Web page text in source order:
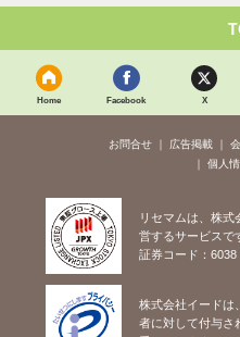
Home Facebook X
お問合せ 広告掲載
個人
リセマムは、株式
営するサービスで
証券コード：6038
株式会社イードは
者に対して付与さ